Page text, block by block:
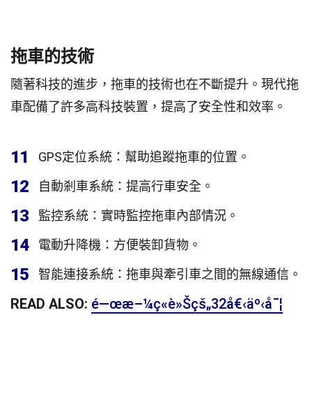
拖車的技術
隨著科技的進步，拖車的技術也在不斷提升。現代拖
車配備了許多高科技裝置，提高了安全性和效率。
11 GPS定位系統：幫助追蹤拖車的位置。
12 自動剎車系統：提高行車安全。
13 監控系統：實時監控拖車內部情況。
14 電動升降機：方便裝卸貨物。
15 智能連接系統：拖車與牽引車之間的無線通信。
READ ALSO: é—œæ–¼ç«è»Šçš„32å€‹äº‹å¯¦